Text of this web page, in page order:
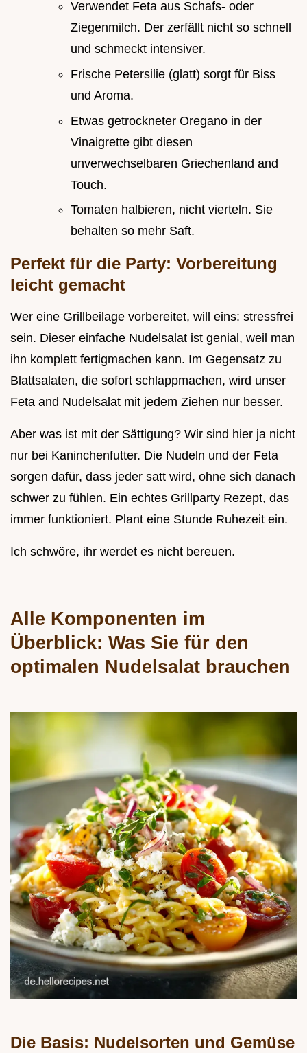
Verwendet Feta aus Schafs- oder
Ziegenmilch. Der zerfällt nicht so schnell
und schmeckt intensiver.
Frische Petersilie (glatt) sorgt für Biss
und Aroma.
Etwas getrockneter Oregano in der
Vinaigrette gibt diesen
unverwechselbaren Griechenland and
Touch.
Tomaten halbieren, nicht vierteln. Sie
behalten so mehr Saft.
Perfekt für die Party: Vorbereitung
leicht gemacht
Wer eine Grillbeilage vorbereitet, will eins: stressfrei
sein. Dieser einfache Nudelsalat ist genial, weil man
ihn komplett fertigmachen kann. Im Gegensatz zu
Blattsalaten, die sofort schlappmachen, wird unser
Feta and Nudelsalat mit jedem Ziehen nur besser.
Aber was ist mit der Sättigung? Wir sind hier ja nicht
nur bei Kaninchenfutter. Die Nudeln und der Feta
sorgen dafür, dass jeder satt wird, ohne sich danach
schwer zu fühlen. Ein echtes Grillparty Rezept, das
immer funktioniert. Plant eine Stunde Ruhezeit ein.
Ich schwöre, ihr werdet es nicht bereuen.
Alle Komponenten im
Überblick: Was Sie für den
optimalen Nudelsalat brauchen
Die Basis: Nudelsorten und Gemüse